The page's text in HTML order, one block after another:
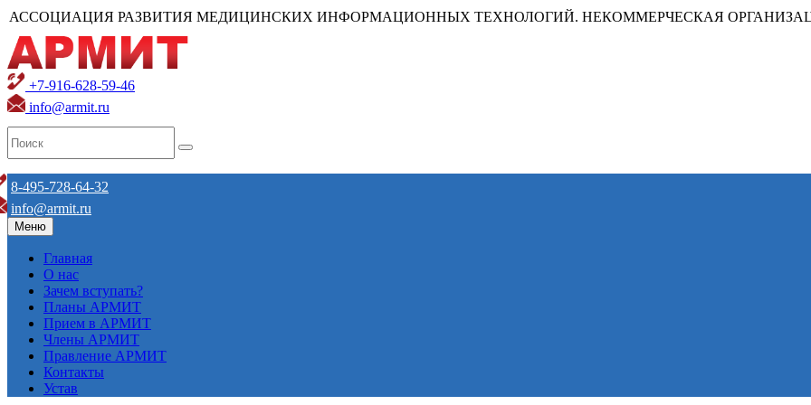
АССОЦИАЦИЯ РАЗВИТИЯ МЕДИЦИНСКИХ ИНФОРМАЦИОННЫХ ТЕХНОЛОГИЙ. НЕКОММЕРЧЕСКАЯ
+7-916-628-59-46
info@armit.ru
8-495-728-64-32
info@armit.ru
Меню
Главная
О нас
Зачем вступать?
Планы АРМИТ
Прием в АРМИТ
Члены АРМИТ
Правление АРМИТ
Контакты
Устав